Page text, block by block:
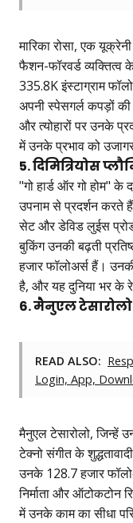
मारिका रोसा, एक
फैशन-फॉरवर्ड व्यक्तित्व
335.8K इंस्टाग्राम
अपनी स्पेसगर्ल कपड़ों
और त्योहारों पर उनके
में उनके प्रभाव को
5. दिमित्रियोस
"गो हार्ड ऑर गो होम" के
उपनाम से प्रदर्शन करते
सेट और डेविड लुईस
बुकिंग उनकी बढ़ती
हजार फॉलोअर्स हैं।
है, और यह दुनिया भर के
6. मैनुएल टेसारोलो
READ ALSO:
Login, App,
मैनुएल टेसारोलो, जिन्हें
टेक्नो संगीत के
उनके 128.7 हजार
निर्माता और ऑटोकटोन
में उनके काम का सीधा